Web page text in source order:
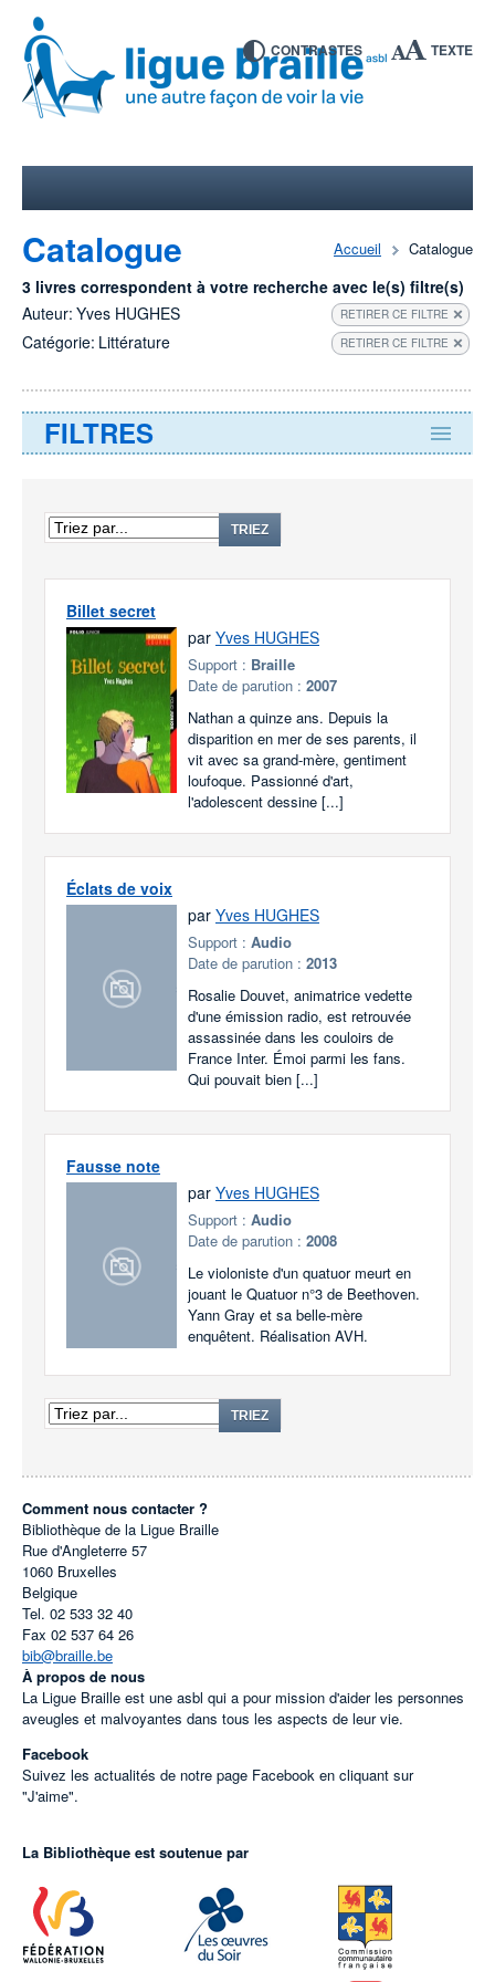
CONTRASTES TEXTE
Accueil Catalogue
Catalogue
3 livres correspondent à votre recherche avec le(s) filtre(s)
Auteur: Yves HUGHES RETIRER CE FILTRE
Catégorie: Littérature RETIRER CE FILTRE
FILTRES
TRIEZ
Billet secret
par Yves HUGHES
Support : Braille
Date de parution : 2007
Nathan a quinze ans. Depuis la
disparition en mer de ses parents, il
vit avec sa grand-mère, gentiment
loufoque. Passionné d'art,
l'adolescent dessine [...]
Éclats de voix
par Yves HUGHES
Support : Audio
Date de parution : 2013
Rosalie Douvet, animatrice vedette
d'une émission radio, est retrouvée
assassinée dans les couloirs de
France Inter. Émoi parmi les fans.
Qui pouvait bien [...]
Fausse note
par Yves HUGHES
Support : Audio
Date de parution : 2008
Le violoniste d'un quatuor meurt en
jouant le Quatuor n°3 de Beethoven.
Yann Gray et sa belle-mère
enquêtent. Réalisation AVH.
TRIEZ
Comment nous contacter ?
Bibliothèque de la Ligue Braille
Rue d'Angleterre 57
1060 Bruxelles
Belgique
Tel. 02 533 32 40
Fax 02 537 64 26
bib@braille.be
À propos de nous
La Ligue Braille est une asbl qui a pour mission d'aider les personnes
aveugles et malvoyantes dans tous les aspects de leur vie.
Facebook
Suivez les actualités de notre page Facebook en cliquant sur
"J'aime".
La Bibliothèque est soutenue par